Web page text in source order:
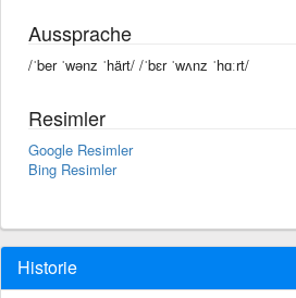
Aussprache
/ˈber ˈwənz ˈhärt/ /ˈbɛr ˈwʌnz ˈhɑːrt/
Resimler
Google Resimler
Bing Resimler
Historie